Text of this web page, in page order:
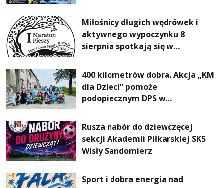
Miłośnicy długich wędrówek i
aktywnego wypoczynku 8
sierpnia spotkają się w
Pieszym „Tam Gdzie Pieprz
Rośnie”
400 kilometrów dobra. Akcja „KM
dla Dzieci” pomoże
podopiecznym DPS w
Rusza nabór do dziewczęcej
sekcji Akademii Piłkarskiej SKS
Wisły Sandomierz
Sport i dobra energia nad